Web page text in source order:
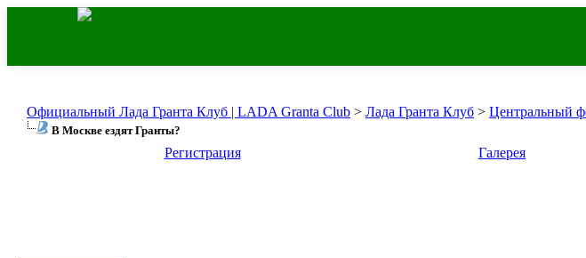
Официальный Лада Гранта Клуб | LADA Granta Club > Лада Гранта Клуб > Центральный
В Москве ездят Гранты?
Регистрация
Галерея